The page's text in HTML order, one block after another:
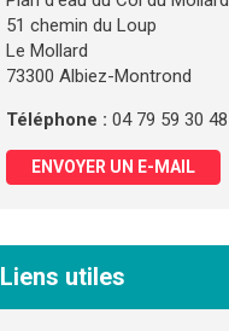
51 chemin du Loup
Le Mollard
73300 Albiez-Montrond
Téléphone : 04 79 59 30 48
ENVOYER UN E-MAIL
Liens utiles